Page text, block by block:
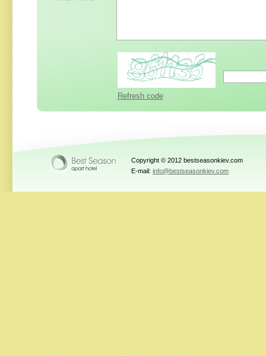
Refresh code
Copyright © 2012 bestseasonkiev.com
E-mail: info@bestseasonkiev.com